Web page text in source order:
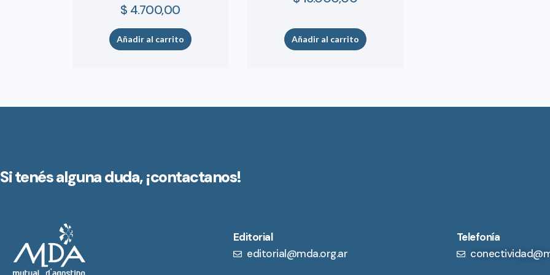
$ 4.700,00
Añadir al carrito Añadir al carrito
Si tenés alguna duda,¡contactanos!
Editorial
editorial@mda.org.ar
Telefonía